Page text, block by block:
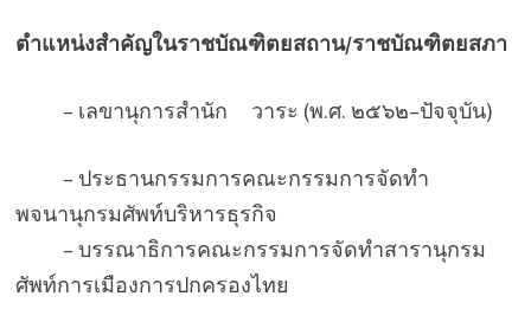
ตำแหน่งสำคัญในราชบัณฑิตยสถาน/ราชบัณฑิตยสภา
– เลขานุการสำนัก วาระ (พ.ศ. ๒๕๖๒–ปัจจุบัน)
– ประธานกรรมการคณะกรรมการจัดทำ
พจนานุกรมศัพท์บริหารธุรกิจ
– บรรณาธิการคณะกรรมการจัดทำสารานุกรม
ศัพท์การเมืองการปกครองไทย